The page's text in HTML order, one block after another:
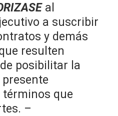
al
a suscribir
y demás
resulten
posibilitar la
que
–